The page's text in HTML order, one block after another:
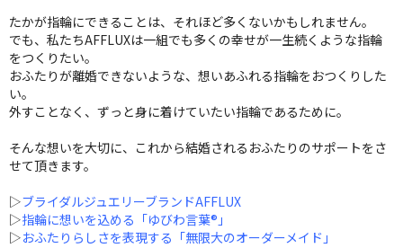
たかが指輪にできることは、それほど多くないかもしれません。
でも、私たちAFFLUXは一組でも多くの幸せが一生続くような指輪
をつくりたい。
おふたりが離婚できないような、想いあふれる指輪をおつくりした
い。
外すことなく、ずっと身に着けていたい指輪であるために。
そんな想いを大切に、これから結婚されるおふたりのサポートをさ
せて頂きます。
▷ブライダルジュエリーブランドAFFLUX
▷指輪に想いを込める「ゆびわ言葉®」
▷おふたりらしさを表現する「無限大のオーダーメイド」